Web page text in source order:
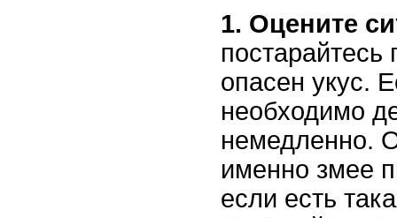
1. Оцените
постарайтесь
опасен укус.
необходимо
немедленно.
именно змее
если есть